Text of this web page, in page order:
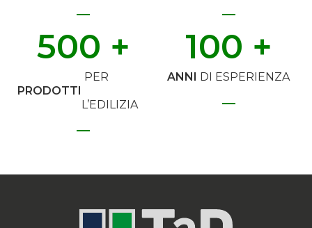
PRODOTTI
PER
L’EDILIZIA
500 +
ANNI DI ESPERIENZA
100 +